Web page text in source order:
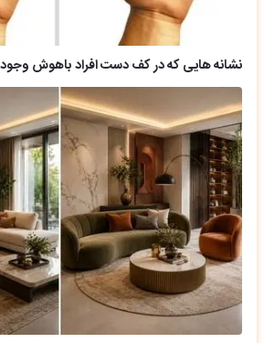
نشانه هایی که در کف دست افراد باهوش وجود